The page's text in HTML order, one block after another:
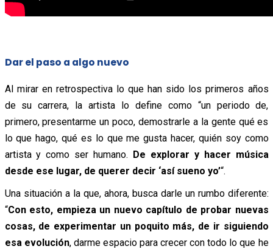
Dar el paso a algo nuevo
Al mirar en retrospectiva lo que han sido los primeros años
de su carrera, la artista lo define como “un periodo de,
primero, presentarme un poco, demostrarle a la gente qué es
lo que hago, qué es lo que me gusta hacer, quién soy como
artista y como ser humano. De explorar y hacer música
desde ese lugar, de querer decir ‘así sueno yo’“.
Una situación a la que, ahora, busca darle un rumbo diferente:
“Con esto, empieza un nuevo capítulo de probar nuevas
cosas, de experimentar un poquito más, de ir siguiendo
esa evolución, darme espacio para crecer con todo lo que he